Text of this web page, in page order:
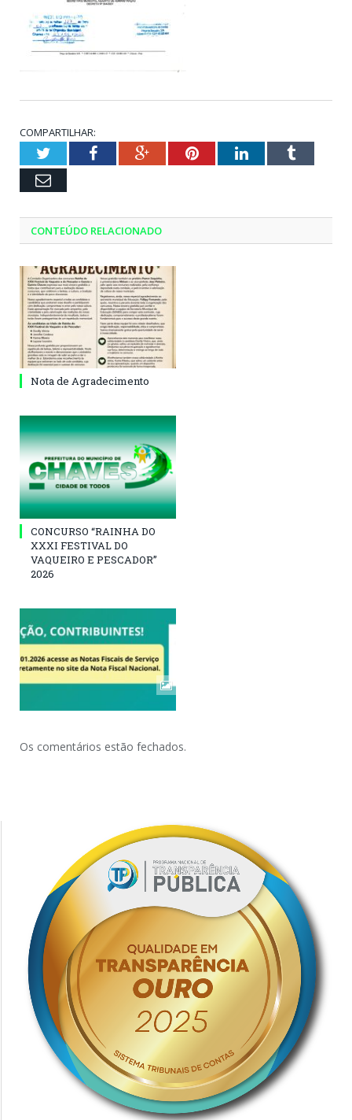
COMPARTILHAR:
TwitterFacebookGoogle+PinterestLinkedInTumblr
Email
CONTEÚDO RELACIONADO
Nota de Agradecimento
CONCURSO “RAINHA DO
XXXI FESTIVAL DO
VAQUEIRO E PESCADOR”
2026
Os comentários estão fechados.